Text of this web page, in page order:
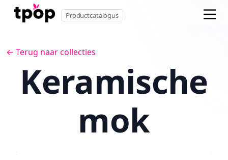
Productcatalogus
← Terug naar collecties
Keramische
mok